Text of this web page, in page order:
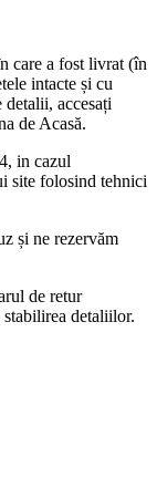
care a fost livrat (în
intacte și cu
accesați
de Acasă.
in cazul
site folosind tehnici
și ne rezervăm
de retur
detaliilor.